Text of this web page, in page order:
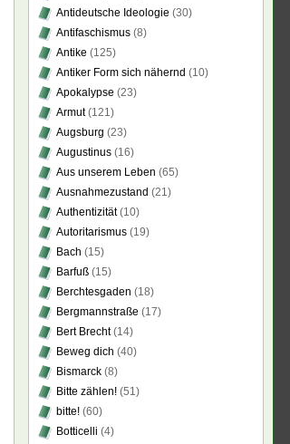
Antideutsche Ideologie (30)
Antifaschismus (8)
Antike (125)
Antiker Form sich nähernd (10)
Apokalypse (23)
Armut(121)
Augsburg (23)
Augustinus (16)
Aus unserem Leben (65)
Ausnahmezustand (21)
Authentizität(10)
Autoritarismus (19)
Bach (15)
Barfuß (15)
Berchtesgaden (18)
Bergmannstraße (17)
Bert Brecht(14)
Beweg dich (40)
Bismarck (8)
Bitte zählen! (51)
bitte! (60)
Botticelli (4)